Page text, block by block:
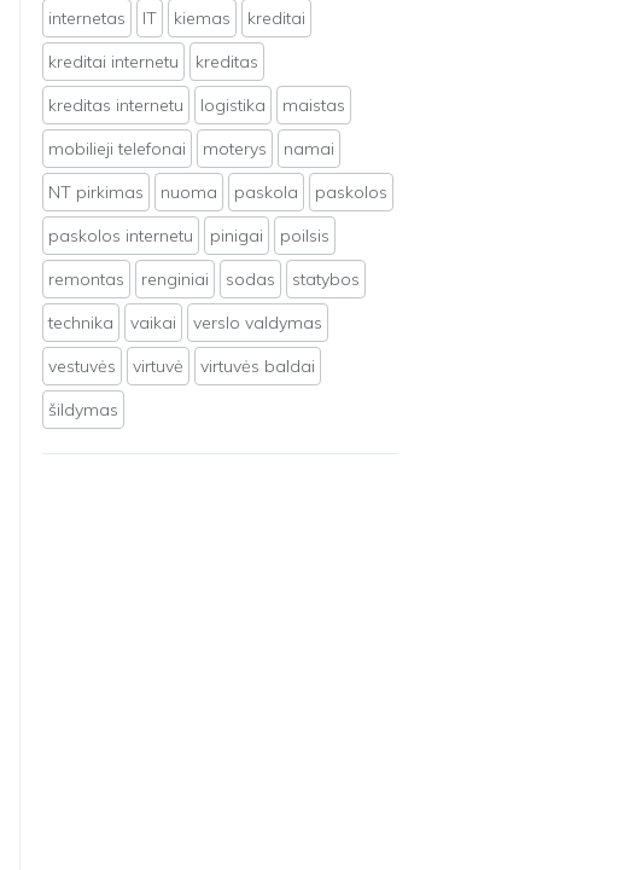
internetas
IT kiemas
kreditai
kreditai internetu
kreditas
kreditas internetu
logistika
maistas
mobilieji telefonai
moterys
namai
NT pirkimas
nuoma paskola
paskolos
paskolos internetu
pinigai
poilsis
remontas
renginiai sodas
statybos
technika
vaikai
verslo valdymas
vestuvės
virtuvė
virtuvės baldai
šildymas